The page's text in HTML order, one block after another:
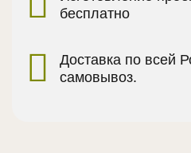
бесплатно
Доставка по всей
самовывоз.